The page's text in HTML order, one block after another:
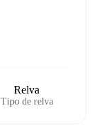
Relva
Tipo de relva